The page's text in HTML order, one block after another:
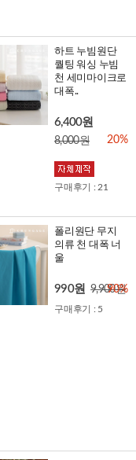
하트 누빔원단
퀄팅 워싱 누빔
천 세미마이크로
대폭..
6,400원
8,000원 20%
구매후기 : 21
폴리원단 무지
의류 천 대폭 너
울
990원 9,900원
90%
구매후기 : 5